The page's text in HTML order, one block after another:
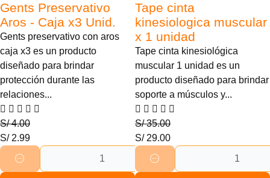
Gents Preservativo
Aros - Caja x3 Unid.
Gents preservativo con aros
caja x3 es un producto
diseñado para brindar
protección durante las
relaciones...
S/4.00
S/2.99
Tape cinta
kinesiologica muscular
x 1 unidad
Tape cinta kinesiológica
muscular 1 unidad es un
producto diseñado para brindar
soporte a músculos y...
S/35.00
S/29.00